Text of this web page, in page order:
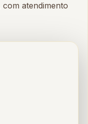
atendimento